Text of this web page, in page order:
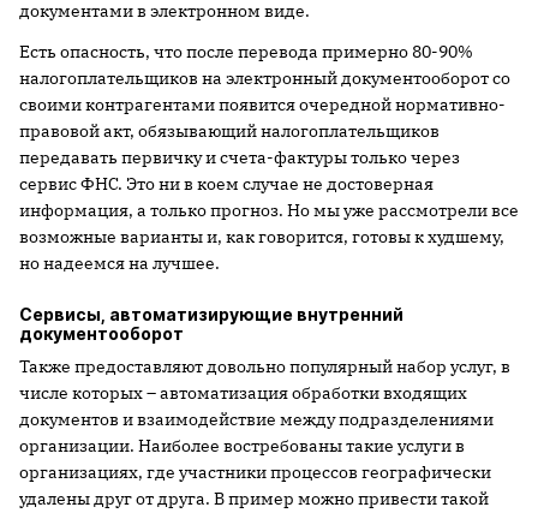
документами в электронном виде.
Есть опасность, что после перевода примерно 80-90%
налогоплательщиков на электронный документооборот со
своими контрагентами появится очередной нормативно-
правовой акт, обязывающий налогоплательщиков
передавать первичку и счета-фактуры только через
сервис ФНС. Это ни в коем случае не достоверная
информация, а только прогноз. Но мы уже рассмотрели все
возможные варианты и, как говорится, готовы к худшему,
но надеемся на лучшее.
Сервисы, автоматизирующие внутренний
документооборот
Также предоставляют довольно популярный набор услуг, в
числе которых – автоматизация обработки входящих
документов и взаимодействие между подразделениями
организации. Наиболее востребованы такие услуги в
организациях, где участники процессов географически
удалены друг от друга. В пример можно привести такой